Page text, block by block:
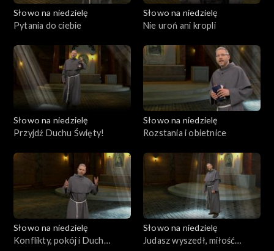
Słowo na niedzielę
Pytania do ciebie
Słowo na niedzielę
Nie uroń ani kropli
Słowo na niedzielę
Przyjdź Duchu Święty!
Słowo na niedzielę
Rozstania i obietnice
Słowo na niedzielę
Konflikty, pokój i Duch
Słowo na niedzielę
Judasz wyszedł, miłość